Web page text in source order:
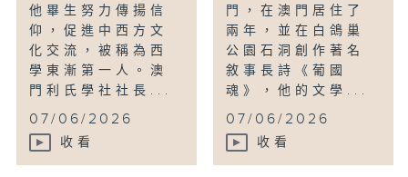
他畢生努力傳揚信
仰，促進中西方文
化交流，被稱為西
學東漸第一人。澳
門利氏學社社長...
07/06/2026
收看
門，在澳門居住了
兩年，並在白鴿巢
公園石洞創作著名
敘事長詩《葡國
魂》，他的文學...
07/06/2026
收看